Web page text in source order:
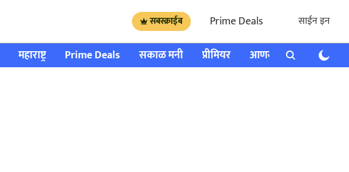
सबस्क्राईब Prime Deals साईन इन
महाराष्ट्र Prime Deals सकाळ मनी प्रीमियर आणखी राशी भविष्य